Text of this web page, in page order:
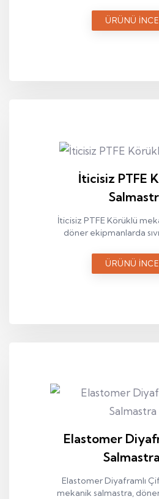
kullanılan endüstriyel bir
elemanıdır.
ÜRÜNÜ
İticisiz PTFE
İticisiz PTFE Körüklü
döner ekipmanlarda sıvı
bir sızdırmazlık
ÜRÜNÜ
Elastomer
Elastomer Diyaframlı
mekanik salmastra,